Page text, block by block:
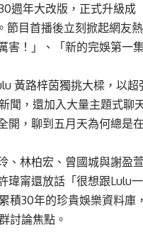
週年大改版，正式升級成
節目首播後立刻掀起網友
害！」、「新的完娛第一
黃路梓茵獨挑大樑，以
聞，還加入大量主題式聊
，聊到五月天為何總是
、林柏宏、曾國城與謝盈
瑋甯還放話「很想跟Lulu
積30年的珍貴娛樂資料庫
討論焦點。